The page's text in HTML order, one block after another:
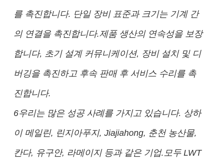
를 촉진합니다. 단일 장비 표준과 크기는 기계 간
의 연결을 촉진합니다.제품 생산의 연속성을 보장
합니다, 초기 설계 커뮤니케이션, 장비 설치 및 디
버깅을 촉진하고 후속 판매 후 서비스 수리를 촉
진합니다.
6우리는 많은 성공 사례를 가지고 있습니다. 상하
이 메일린, 린지아푸지, Jiajiahong, 춘천 농산물,
칸다, 유구안, 라메이지 등과 같은 기업.모두 LWT